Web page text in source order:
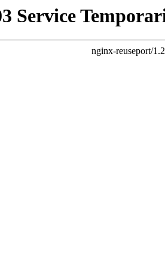
Service
nginx-reuseport/